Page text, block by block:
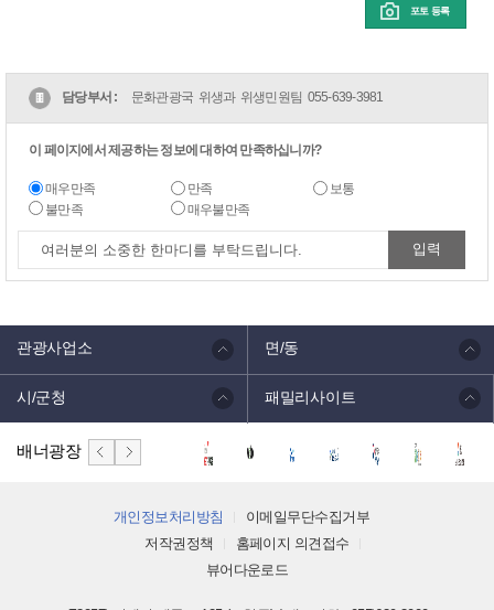
포토 등록
담당부서 : 문화관광국 위생과 위생민원팀 055-639-3981
이 페이지에서 제공하는 정보에 대하여 만족하십니까?
매우만족 만족
보통
불만족
매우불만족
관광사업소 면/동
시/군청 패밀리사이트
배너광장
개인정보처리방침
이메일무단수집거부
저작권정책
홈페이지 의견접수
뷰어다운로드